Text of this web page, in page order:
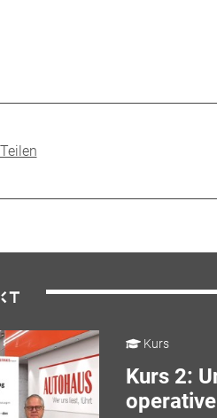
Teilen
Kurs
Kurs 2: